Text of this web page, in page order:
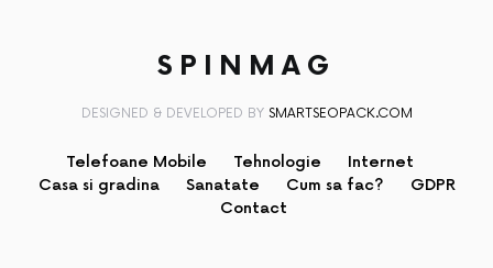
SPINMAG
DESIGNED & DEVELOPED BY SMARTSEOPACK.COM
Telefoane Mobile Tehnologie
Internet
Casa si gradina
Sanatate Cum sa fac?
GDPR
Contact